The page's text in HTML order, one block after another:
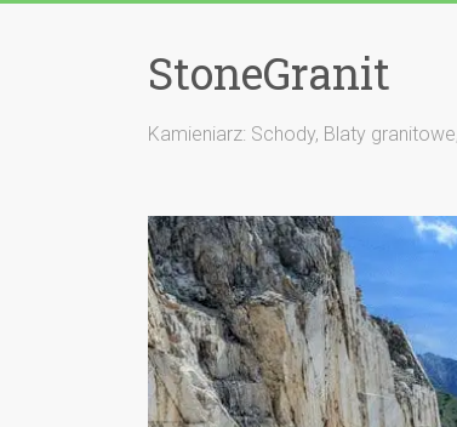
StoneGranit
Kamieniarz: Schody, Blaty